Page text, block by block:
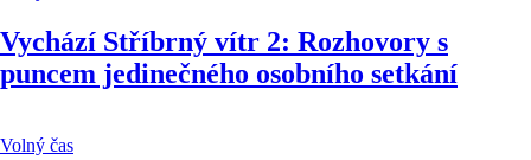
Vychází Stříbrný vítr 2: Rozhovory s
puncem jedinečného osobního setkání
Volný čas